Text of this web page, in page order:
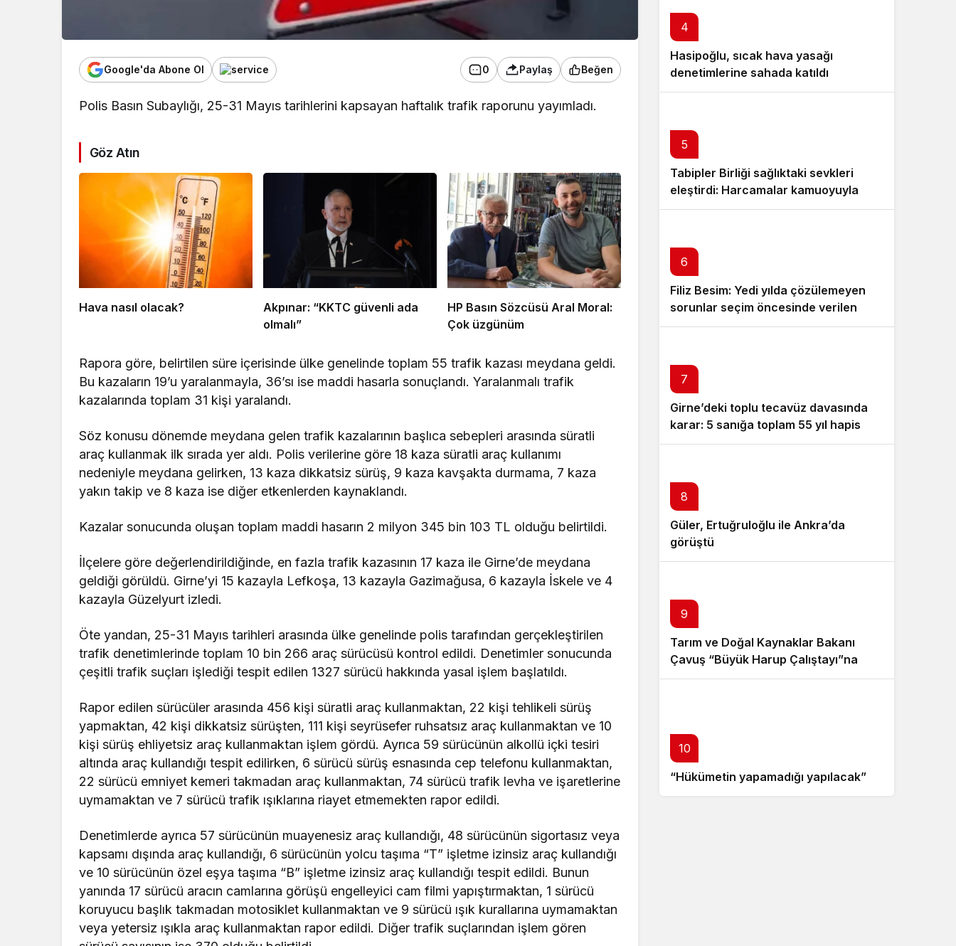
Google'da Abone Ol 0 Paylaş Beğen
Polis Basın Subaylığı, 25-31 Mayıs tarihlerini kapsayan haftalık trafik raporunu yayımladı.
Göz Atın
Hava nasıl olacak?
Akpınar: “KKTC güvenli ada
olmalı”
HP Basın Sözcüsü Aral Moral:
Çok üzgünüm
Rapora göre, belirtilen süre içerisinde ülke genelinde toplam 55 trafik kazası meydana geldi.
Bu kazaların 19’u yaralanmayla, 36’sı ise maddi hasarla sonuçlandı. Yaralanmalı trafik
kazalarında toplam 31 kişi yaralandı.
Söz konusu dönemde meydana gelen trafik kazalarının başlıca sebepleri arasında süratli
araç kullanmak ilk sırada yer aldı. Polis verilerine göre 18 kaza süratli araç kullanımı
nedeniyle meydana gelirken, 13 kaza dikkatsiz sürüş, 9 kaza kavşakta durmama, 7 kaza
yakın takip ve 8 kaza ise diğer etkenlerden kaynaklandı.
Kazalar sonucunda oluşan toplam maddi hasarın 2 milyon 345 bin 103 TL olduğu belirtildi.
İlçelere göre değerlendirildiğinde, en fazla trafik kazasının 17 kaza ile Girne’de meydana
geldiği görüldü. Girne’yi 15 kazayla Lefkoşa, 13 kazayla Gazimağusa, 6 kazayla İskele ve 4
kazayla Güzelyurt izledi.
Öte yandan, 25-31 Mayıs tarihleri arasında ülke genelinde polis tarafından gerçekleştirilen
trafik denetimlerinde toplam 10 bin 266 araç sürücüsü kontrol edildi. Denetimler sonucunda
çeşitli trafik suçları işlediği tespit edilen 1327 sürücü hakkında yasal işlem başlatıldı.
Rapor edilen sürücüler arasında 456 kişi süratli araç kullanmaktan, 22 kişi tehlikeli sürüş
yapmaktan, 42 kişi dikkatsiz sürüşten, 111 kişi seyrüsefer ruhsatsız araç kullanmaktan ve 10
kişi sürüş ehliyetsiz araç kullanmaktan işlem gördü. Ayrıca 59 sürücünün alkollü içki tesiri
altında araç kullandığı tespit edilirken, 6 sürücü sürüş esnasında cep telefonu kullanmaktan,
22 sürücü emniyet kemeri takmadan araç kullanmaktan, 74 sürücü trafik levha ve işaretlerine
uymamaktan ve 7 sürücü trafik ışıklarına riayet etmemekten rapor edildi.
Denetimlerde ayrıca 57 sürücünün muayenesiz araç kullandığı, 48 sürücünün sigortasız veya
kapsamı dışında araç kullandığı, 6 sürücünün yolcu taşıma “T” işletme izinsiz araç kullandığı
ve 10 sürücünün özel eşya taşıma “B” işletme izinsiz araç kullandığı tespit edildi. Bunun
yanında 17 sürücü aracın camlarına görüşü engelleyici cam filmi yapıştırmaktan, 1 sürücü
koruyucu başlık takmadan motosiklet kullanmaktan ve 9 sürücü ışık kurallarına uymamaktan
veya yetersiz ışıkla araç kullanmaktan rapor edildi. Diğer trafik suçlarından işlem gören
4
Hasipoğlu, sıcak hava yasağı
denetimlerine sahada katıldı
5
Tabipler Birliği sağlıktaki sevkleri
eleştirdi: Harcamalar kamuoyuyla
paylaşılmalı!
6
Filiz Besim: Yedi yılda çözülemeyen
sorunlar seçim öncesinde verilen
vaatlerle çözülemez
7
Girne’deki toplu tecavüz davasında
karar: 5 sanığa toplam 55 yıl hapis
8
Güler, Ertuğruloğlu ile Ankra’da
görüştü
9
Tarım ve Doğal Kaynaklar Bakanı
Çavuş “Büyük Harup Çalıştayı”na
katıldı
10
“Hükümetin yapamadığı yapılacak”